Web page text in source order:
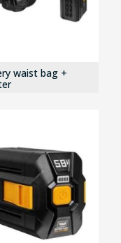
waist bag +